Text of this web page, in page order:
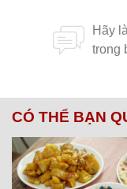
CÓ THỂ BẠN